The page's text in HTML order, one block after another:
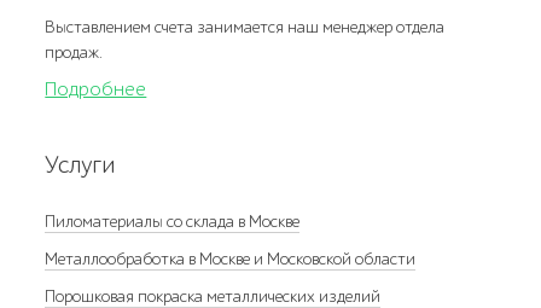
Выставлением счета занимается наш менеджер отдела
продаж.
Подробнее
Услуги
Пиломатериалы со склада в Москве
Металлообработка в Москве и Московской области
Порошковая покраска металлических изделий